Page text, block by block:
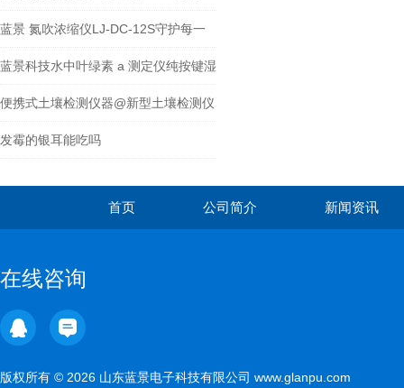
256G 固态，告别分体式卡顿延迟
蓝景 氮吹浓缩仪LJ-DC-12S守护每一
份实验数据
蓝景科技水中叶绿素 a 测定仪纯按键湿
手操作
便携式土壤检测仪器@新型土壤检测仪
发霉的银耳能吃吗
首页 公司简介 新闻资讯
在线咨询
版权所有 © 2026 山东蓝景电子科技有限公司 www.glanpu.com